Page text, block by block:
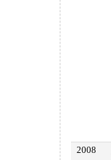
2008